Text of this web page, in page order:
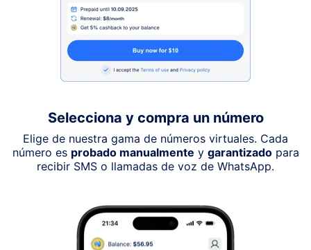
Selecciona y compra un número
Elige de nuestra gama de números virtuales. Cada
número es probado manualmente y garantizadopara
recibir SMS o llamadas de voz de WhatsApp.